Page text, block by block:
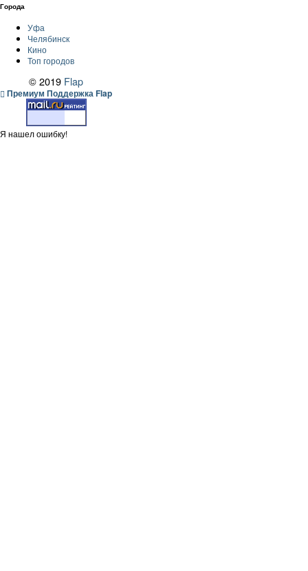
Города
Уфа
Челябинск
Кино
Топ городов
© 2019 Flap
Премиум Поддержка Flap
Я нашел ошибку!